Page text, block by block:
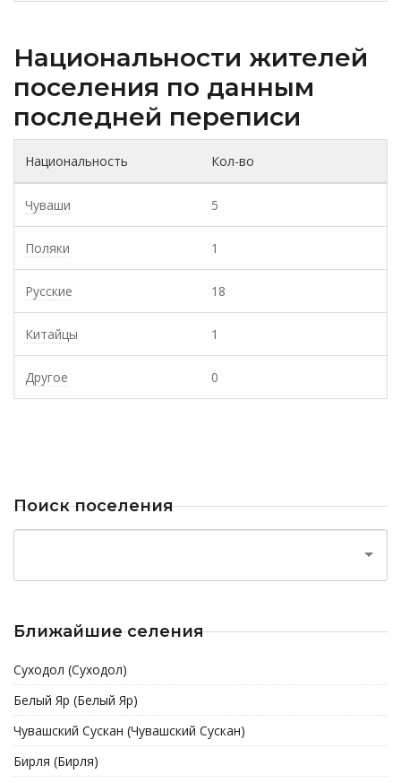
Национальности жителей
поселения по данным
последней переписи
Национальность Кол-во
Чуваши 5
Поляки 1
Русские 18
Китайцы 1
Другое 0
Поиск поселения
Ближайшие селения
Суходол (Суходол)
Белый Яр (Белый Яр)
Чувашский Сускан (Чувашский Сускан)
Бирля (Бирля)